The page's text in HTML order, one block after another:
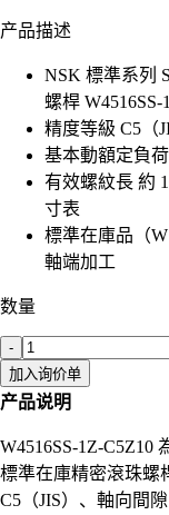
产品描述
NSK 標準系列
螺桿
精度等級 C5（
基本動額定負
有效螺紋長 約
寸表
標準在庫品（
軸端加工
数量
-
加入询价单
产品说明
W4516SS-1Z-C5Z10
標準在庫精密滾珠螺
C5（JIS）、軸向間